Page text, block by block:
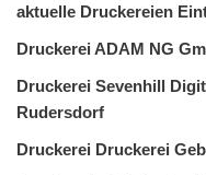
aktuelle Druckereien
Druckerei ADAM NG
Druckerei Sevenhill
Rudersdorf
Druckerei Druckerei